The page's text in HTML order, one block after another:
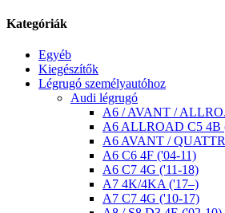
Kategóriák
Egyéb
Kiegészítők
Légrugó személyautóhoz
Audi légrugó
A6 / AVANT /
A6 ALLROAD C5 4B
A6 AVANT /
A6 C6 4F ('04-11)
A6 C7 4G ('11-18)
A7 4K/4KA ('17–)
A7 C7 4G ('10-17)